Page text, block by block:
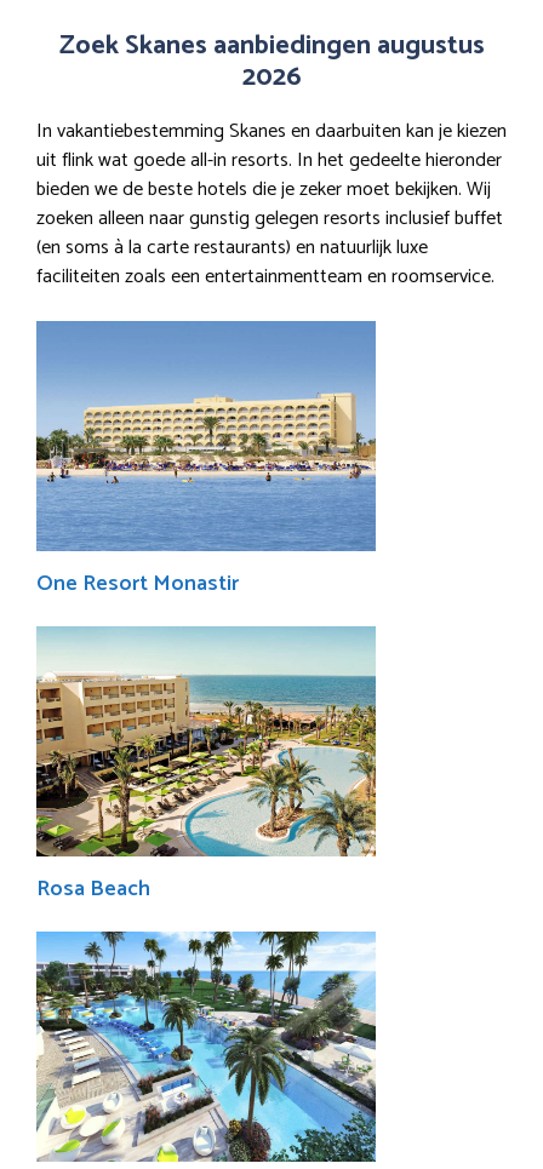
Zoek Skanes aanbiedingen augustus
2026
In vakantiebestemming Skanes en daarbuiten kan je kiezen
uit flink wat goede all-in resorts. In het gedeelte hieronder
bieden we de beste hotels die je zeker moet bekijken. Wij
zoeken alleen naar gunstig gelegen resorts inclusief buffet
(en soms à la carte restaurants) en natuurlijk luxe
faciliteiten zoals een entertainmentteam en roomservice.
One Resort Monastir
Rosa Beach